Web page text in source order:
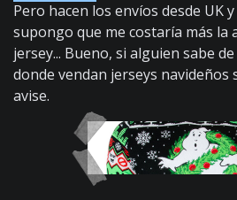
Pero hacen los envíos desde UK
supongo que me costaría más la
jersey... Bueno, si alguien sabe
donde vendan jerseys navideños
avise.